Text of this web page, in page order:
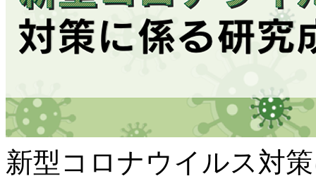
新型コロナウイルス対